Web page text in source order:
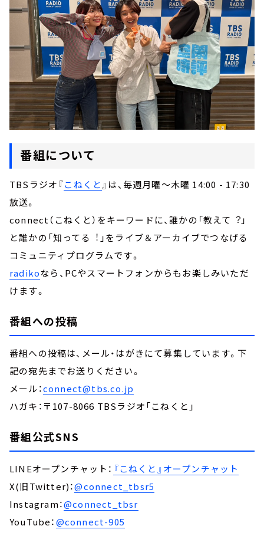
番組について
TBSラジオ『こねくと 』は、毎週月曜～木曜 14:00 - 17:30
放送。
connect（こねくと）をキーワードに、誰かの「教えて︖」
と誰かの「知ってる︕」をライブ＆アーカイブでつなげる
コミュニティプログラムです。
radikoなら、PCやスマートフォンからもお楽しみいただ
けます。
番組への投稿
番組への投稿は、メール・はがきにて募集しています。下
記の宛先までお送りください。
メール：connect@tbs.co.jp
ハガキ：〒107-8066 TBSラジオ「こねくと」
番組公式SNS
LINEオープンチャット： 『こねくと』オープンチャット
X(旧Twitter)：@connect_tbsr5
Instagram：@connect_tbsr
YouTube：@connect-905